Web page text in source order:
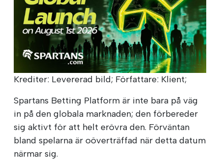
Krediter: Levererad bild; Författare: Klient;
Spartans Betting Platform är inte bara på väg
in på den globala marknaden; den förbereder
sig aktivt för att helt erövra den. Förväntan
bland spelarna är oöverträffad när detta datum
närmar sig.